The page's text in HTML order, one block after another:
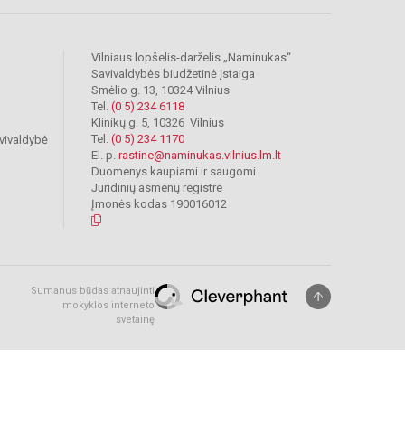
Vilniaus lopšelis-darželis „Naminukas“
Savivaldybės biudžetinė įstaiga
Smėlio g. 13, 10324 Vilnius
Tel. (0 5) 234 6118
Klinikų g. 5, 10326 Vilnius
Tel. (0 5) 234 1170
El. p. rastine@naminukas.vilnius.lm.lt
Duomenys kaupiami ir saugomi
Juridinių asmenų registre
Įmonės kodas 190016012
Sumanus būdas atnaujinti
mokyklos interneto
svetainę